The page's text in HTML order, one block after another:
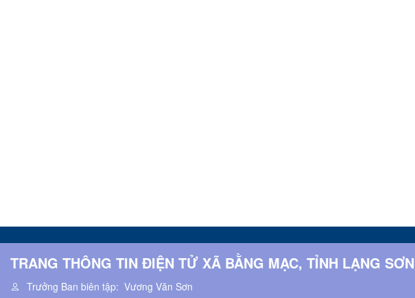
TRANG THÔNG TIN ĐIỆN TỬ XÃ BẰNG MẠC, TỈNH LẠNG SƠN
Trưởng Ban biên tập: Vương Văn Sơn